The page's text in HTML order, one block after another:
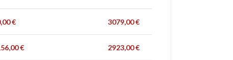
€ 3079,00€
€ 2923,00€